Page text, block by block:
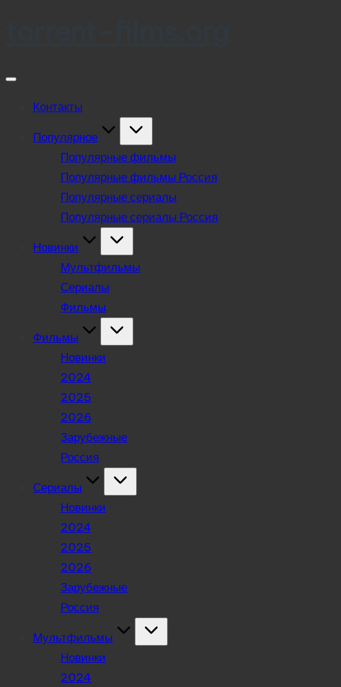
Контакты
Популярное
Популярные фильмы
Популярные фильмы Россия
Популярные сериалы
Популярные сериалы Россия
Новинки
Мультфильмы
Сериалы
Фильмы
Фильмы
Новинки
2024
2025
2026
Зарубежные
Россия
Сериалы
Новинки
2024
2025
2026
Зарубежные
Россия
Мультфильмы
Новинки
2024